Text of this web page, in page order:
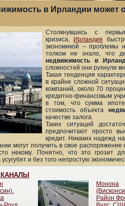
в Ирландии может
Столкнувшись с
кризиса,
Ирландия
экономикой – проблемы
толком не знало, что
недвижимость в
сложностей они рухнули
Такая тенденция
в крайне сложной
компаний, около 70
кредитно-финансовым
в том, что сумма
стоимость объекта
качестве залога.
Таких ситуаций
предпочитают просто
кредит. Никаких надежд
могут получить в свое
некому. Понятно, что это грозит
и без того непростую